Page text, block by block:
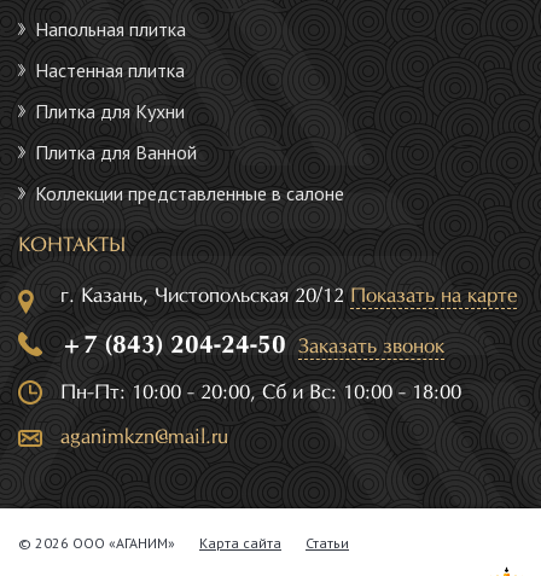
Напольная плитка
Настенная плитка
Плитка для Кухни
Плитка для Ванной
Коллекции представленные в салоне
КОНТАКТЫ
г. Казань, Чистопольская 20/12 Показать на карте
+7 (843) 204-24-50 Заказать звонок
Пн-Пт: 10:00 - 20:00, Сб и Вс: 10:00 - 18:00
aganimkzn@mail.ru
© 2026 ООО «АГАНИМ» Карта сайта Статьи